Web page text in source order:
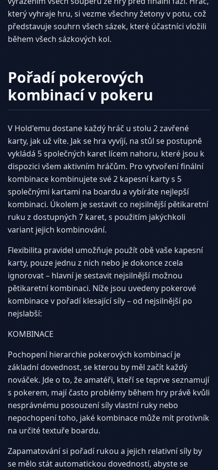
který vyhraje hru, si vezme všechny žetony v potu, což
představuje souhrn všech sázek, které účastníci vložili
během všech sázkových kol.
Pořadí pokerových
kombinací v pokeru
V Hold'emu dostane každý hráč u stolu 2 zavřené
karty, jak už víte. Jak se hra vyvíjí, na stůl se postupně
vykládá 5 společných karet lícem nahoru, které jsou k
dispozici všem aktivním hráčům. Pro vytvoření finální
kombinace kombinujete své 2 kapesní karty s 5
společnými kartami na boardu a vybíráte nejlepší
kombinaci. Úkolem je sestavit co nejsilnější pětikaretní
ruku z dostupných 7 karet, s použitím jakýchkoli
variant jejich kombinování.
Flexibilita pravidel umožňuje použít obě vaše kapesní
karty, pouze jednu z nich nebo je dokonce zcela
ignorovat – hlavní je sestavit nejsilnější možnou
pětikaretní kombinaci. Níže jsou uvedeny pokerové
kombinace v pořadí klesající síly – od nejsilnější po
nejslabší:
KOMBINACE
Pochopení hierarchie pokerových kombinací je
základní dovednost, se kterou by měl začít každý
nováček. Jde o to, že amatéři, kteří se teprve seznamují
s pokerem, mají často problémy během hry právě kvůli
nesprávnému posouzení síly vlastní ruky nebo
nepochopení toho, jaké kombinace může mít protivník
na určité textuře boardu.
Zapamatování si pořadí rukou a jejich relativní síly by
se mělo stát automatickou dovedností, abyste se